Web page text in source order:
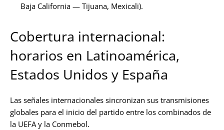
Baja California — Tijuana, Mexicali).
Cobertura internacional:
horarios en Latinoamérica,
Estados Unidos y España
Las señales internacionales sincronizan sus transmisiones
globales para el inicio del partido entre los combinados de
la UEFA y la Conmebol.